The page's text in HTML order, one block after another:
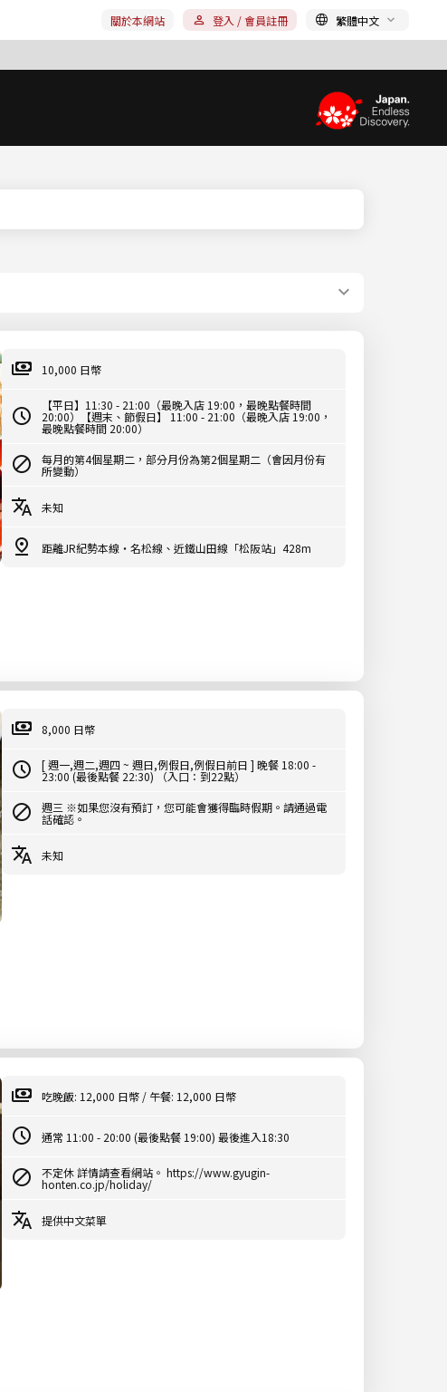
關於本網站 登入 / 會員註冊 繁體中文
10,000 日幣
【平日】11:30 - 21:00（最晚入店 19:00，最晚點餐時間
20:00）【週末、節假日】 11:00 - 21:00（最晚入店 19:00，
最晚點餐時間 20:00）
每月的第4個星期二，部分月份為第2個星期二（會因月份有
所變動）
未知
距離JR紀勢本線・名松線、近鐵山田線「松阪站」428m
8,000 日幣
[ 週一,週二,週四 ~ 週日,例假日,例假日前日 ] 晚餐 18:00 -
23:00 (最後點餐 22:30) （入口：到22點）
週三 ※如果您沒有預訂，您可能會獲得臨時假期。請通過電
話確認。
未知
吃晚飯: 12,000 日幣 / 午餐: 12,000 日幣
通常 11:00 - 20:00 (最後點餐 19:00) 最後進入18:30
不定休 詳情請查看網站。 https://www.gyugin-
honten.co.jp/holiday/
提供中文菜單